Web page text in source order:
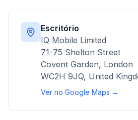
Escritório
IQ Mobile Limited
71-75 Shelton Street
Covent Garden, London
WC2H 9JQ, United
Ver no Google Maps →